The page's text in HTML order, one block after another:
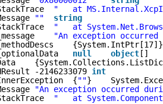
"   at
""
string
"   at
_message
"An exception
_optionalData null object []
Data
-2146233079 int
{""}
"An exception occurred
"   at